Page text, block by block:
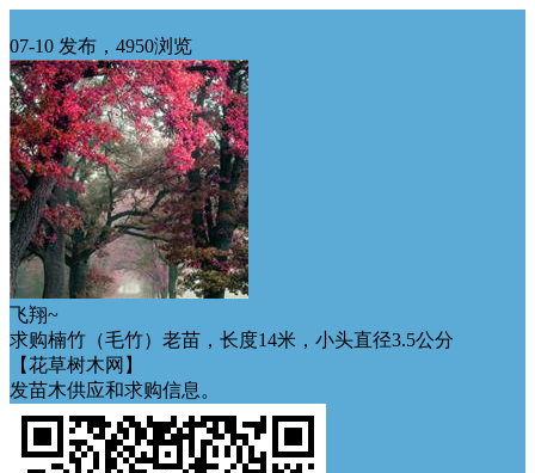
07-10 发布，4950浏览
飞翔~
求购楠竹（毛竹）老苗，长度14米，小头直径3.5公分
【花草树木网】
发苗木供应和求购信息。